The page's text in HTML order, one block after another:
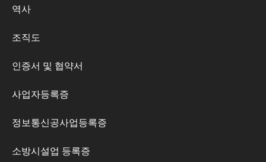
역사
조직도
인증서 및 협약서
사업자등록증
정보통신공사업등록증
소방시설업 등록증